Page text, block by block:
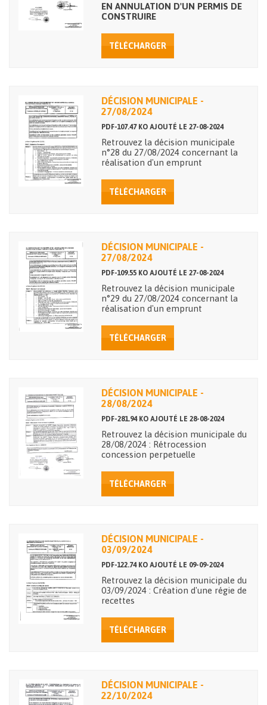
EN ANNULATION D'UN PERMIS DE
CONSTRUIRE
TÉLÉCHARGER
DÉCISION MUNICIPALE -
27/08/2024
PDF-107.47 KO AJOUTÉ LE 27-08-2024
Retrouvez la décision municipale
n°28 du 27/08/2024 concernant la
réalisation d'un emprunt
TÉLÉCHARGER
DÉCISION MUNICIPALE -
27/08/2024
PDF-109.55 KO AJOUTÉ LE 27-08-2024
Retrouvez la décision municipale
n°29 du 27/08/2024 concernant la
réalisation d'un emprunt
TÉLÉCHARGER
DÉCISION MUNICIPALE -
28/08/2024
PDF-281.94 KO AJOUTÉ LE 28-08-2024
Retrouvez la décision municipale du
28/08/2024 : Rétrocession
concession perpetuelle
TÉLÉCHARGER
DÉCISION MUNICIPALE -
03/09/2024
PDF-122.74 KO AJOUTÉ LE 09-09-2024
Retrouvez la décision municipale du
03/09/2024 : Création d'une régie de
recettes
TÉLÉCHARGER
DÉCISION MUNICIPALE -
22/10/2024